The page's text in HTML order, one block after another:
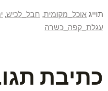
תוייג אוכל_מקומית, חבל_לכיש,
עגלת_קפה_כשרה
כתיבת